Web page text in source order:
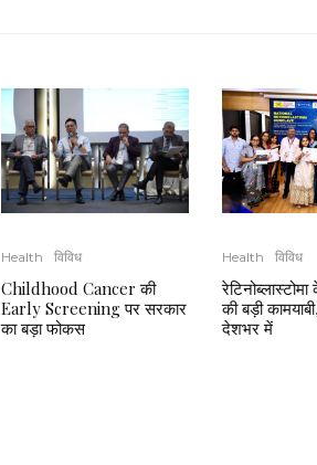
Health विविध
Childhood Cancer की
Early Screening पर सरकार
का बड़ा फोकस
Health विविध
की बड़ी
देशभर में